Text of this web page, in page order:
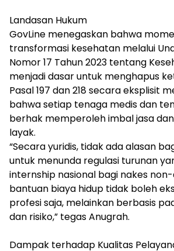
Landasan Hukum
GovLine menegaskan bahwa
transformasi kesehatan melalui
Nomor 17 Tahun 2023 tentang
menjadi dasar untuk menghapus
Pasal 197 dan 218 secara eksplisit
bahwa setiap tenaga medis dan
berhak memperoleh imbal jasa
layak.
“Secara yuridis, tidak ada alasan
untuk menunda regulasi turunan
internship nasional bagi nakes
bantuan biaya hidup tidak boleh
profesi saja, melainkan berbasis
dan risiko,” tegas Anugrah.
Dampak terhadap Kualitas